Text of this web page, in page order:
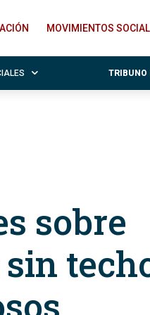
MOVIMIENTOS
TRIBUNO
sobre